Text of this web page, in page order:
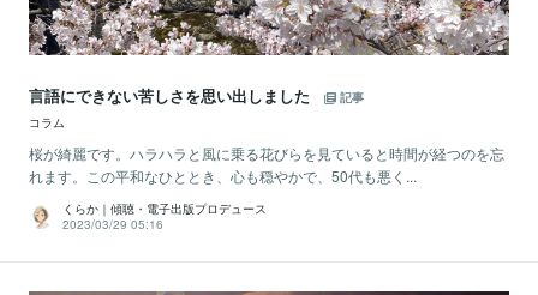
言語にできない苦しさを思い出しました
記事
コラム
桜が綺麗です。ハラハラと風に乗る花びらを見ていると時間が経つのを忘
れます。この平和なひととき、心も穏やかで、50代も悪く...
くらか｜傾聴・電子出版プロデュース
2023/03/29 05:16